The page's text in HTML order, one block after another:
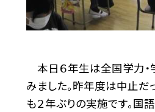
本日６年生は全国学力
みました。昨年度は中止だ
も２年ぶりの実施です。国